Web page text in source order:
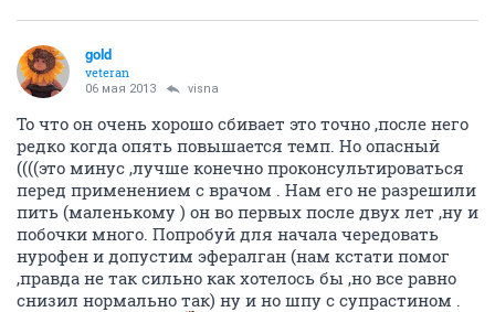
gold
veteran
06 мая 2013 visna
То что он очень хорошо сбивает это точно ,после него
редко когда опять повышается темп. Но опасный
((((это минус ,лучше конечно проконсультироваться
перед применением с врачом . Нам его не разрешили
пить (маленькому ) он во первых после двух лет ,ну и
побочки много. Попробуй для начала чередовать
нурофен и допустим эфералган (нам кстати помог
,правда не так сильно как хотелось бы ,но все равно
снизил нормально так) ну и но шпу с супрастином .